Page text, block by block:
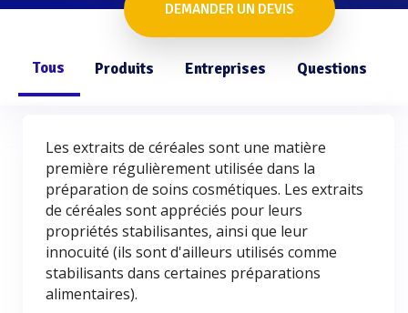
DEMANDER UN DEVIS
Tous Produits Entreprises Questions
Les extraits de céréales sont une matière
première régulièrement utilisée dans la
préparation de soins cosmétiques. Les extraits
de céréales sont appréciés pour leurs
propriétés stabilisantes, ainsi que leur
innocuité (ils sont d'ailleurs utilisés comme
stabilisants dans certaines préparations
alimentaires).